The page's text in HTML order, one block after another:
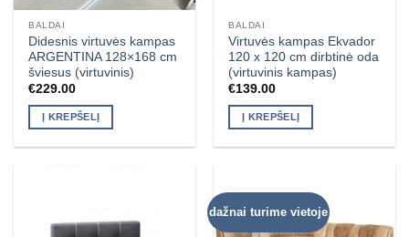
BALDAI
Didesnis virtuvės kampas
ARGENTINA 128×168 cm
šviesus (virtuvinis)
€229.00
Į KREPŠELĮ
BALDAI
Virtuvės kampas Ekvador
120 x 120 cm dirbtinė oda
(virtuvinis kampas)
€139.00
Į KREPŠELĮ
dažnai turime vietoje